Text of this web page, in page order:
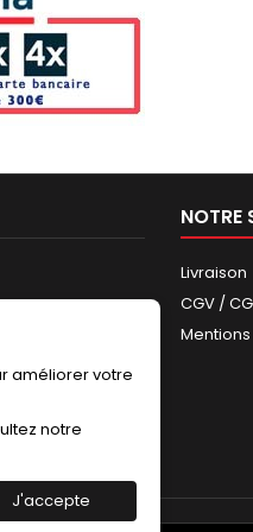
NOTRE
Livraison
CGV /
améliorer votre
notre
J'accepte